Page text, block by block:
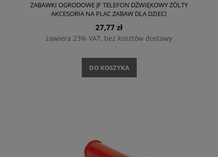
ZABAWKI OGRODOWE JF TELEFON DŹWIĘKOWY ŻÓLTY
AKCESORIA NA PLAC ZABAW DLA DZIECI
27,77 zł
zawiera 23% VAT, bez kosztów dostawy
DO KOSZYKA